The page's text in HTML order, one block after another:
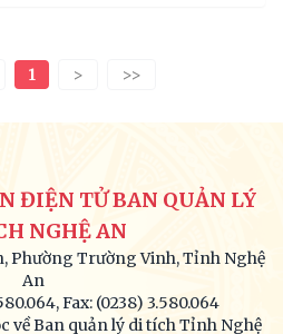
1 > >>
ĐIỆN TỬ BAN QUẢN LÝ
NGHỆ AN
Phường Trường Vinh, Tỉnh Nghệ
An
Fax: (0238) 3.580.064
về Ban quản lý di tích Tỉnh Nghệ